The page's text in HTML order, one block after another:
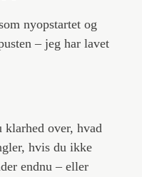
nyopstartet og
– jeg har lavet
klarhed over, hvad
hvis du ikke
endnu – eller